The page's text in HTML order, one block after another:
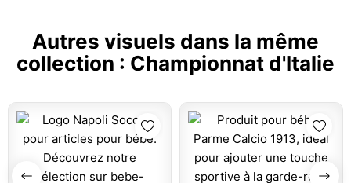
Autres visuels dans la même
collection : Championnat d'Italie